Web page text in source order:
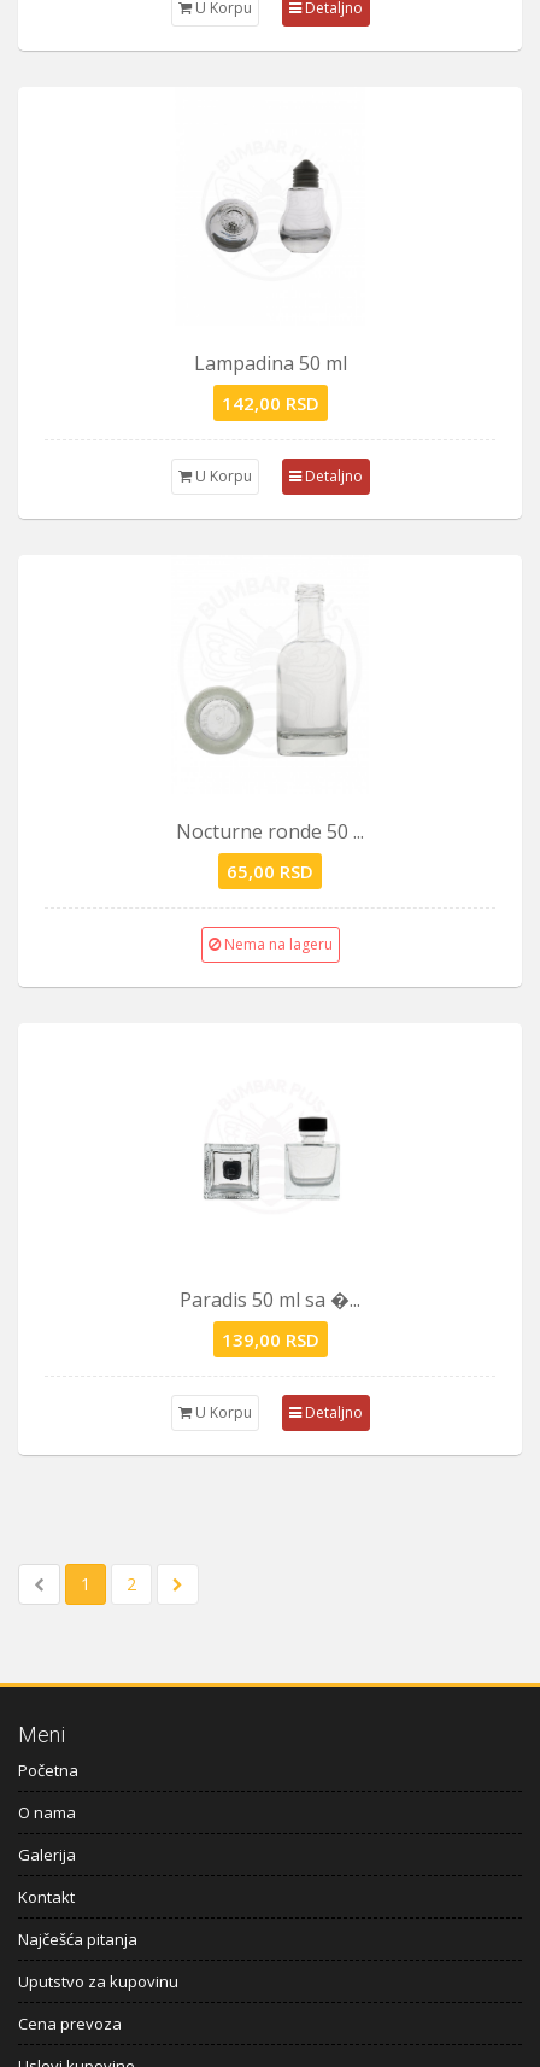
U Korpu Detaljno
Lampadina 50 ml
142,00 RSD
U Korpu Detaljno
Nocturne ronde 50 ...
65,00 RSD
Nema na lageru
Paradis 50 ml sa �...
139,00 RSD
U Korpu Detaljno
1 2
Meni
Početna
O nama
Galerija
Kontakt
Najčešća pitanja
Uputstvo za kupovinu
Cena prevoza